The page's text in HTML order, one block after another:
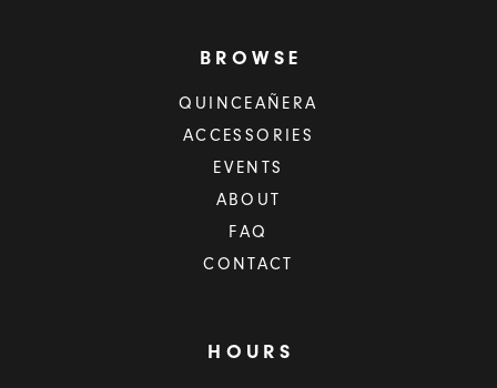
BROWSE
QUINCEAÑERA
ACCESSORIES
EVENTS
ABOUT
FAQ
CONTACT
HOURS